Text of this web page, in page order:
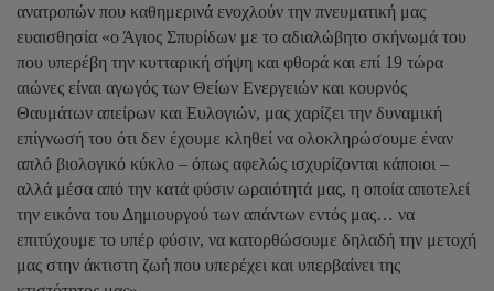
ανατροπών που καθημερινά ενοχλούν την πνευματική μας
ευαισθησία «ο Άγιος Σπυρίδων με το αδιαλώβητο σκήνωμά του
που υπερέβη την κυτταρική σήψη και φθορά και επί 19 τώρα
αιώνες είναι αγωγός των Θείων Ενεργειών και κουρνός
Θαυμάτων απείρων και Ευλογιών, μας χαρίζει την δυναμική
επίγνωσή του ότι δεν έχουμε κληθεί να ολοκληρώσουμε έναν
απλό βιολογικό κύκλο – όπως αφελώς ισχυρίζονται κάποιοι –
αλλά μέσα από την κατά φύσιν ωραιότητά μας, η οποία αποτελεί
την εικόνα του Δημιουργού των απάντων εντός μας… να
επιτύχουμε το υπέρ φύσιν, να κατορθώσουμε δηλαδή την μετοχή
μας στην άκτιστη ζωή που υπερέχει και υπερβαίνει της